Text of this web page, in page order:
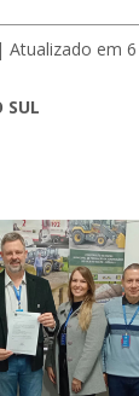
| Atualizado em
SUL